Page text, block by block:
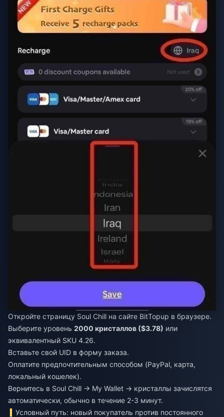
Откройте страницу Soul Chill на сайте BitTopup в браузере.
Выберите уровень 2000 кристаллов ($3.78) или
эквивалентный SKU 4.26.
Вставьте свой UID в форму заказа.
Оплатите предпочтительным способом (PayPal, карта,
локальный кошелек).
Вернитесь в Soul Chill → My Wallet → кристаллы зачислятся
автоматически, обычно в течение 2-3 минут.
Условный путь: новый покупатель против постоянного